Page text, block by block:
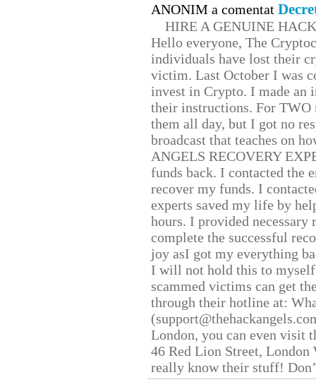
ANONIM a comentat
HIRE A GENUINE
Hello everyone, The
individuals have lost their
victim. Last October I was
invest in Crypto. I made
their instructions. For TWO
them all day, but I got no
broadcast that teaches on
ANGELS RECOVERY
funds back. I contacted the
recover my funds. I
experts saved my life by
hours. I provided
complete the successful
joy asI got my everything
I will not hold this to
scammed victims can get
through their hotline at:
London, you can even visit
46 Red Lion Street, London
really know their stuff!